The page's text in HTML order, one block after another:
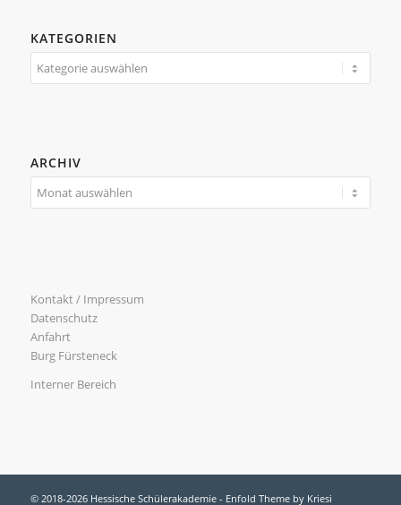
KATEGORIEN
Kategorien
ARCHIV
Kontakt / Impressum
Datenschutz
Anfahrt
Burg Fürsteneck
Interner Bereich
© 2018-2026 Hessische Schülerakademie - Enfold Theme by Kriesi